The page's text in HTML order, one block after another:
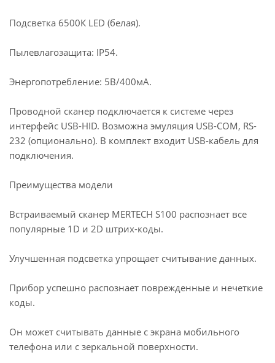
Подсветка 6500К LED (белая).
Пылевлагозащита: IP54.
Энергопотребление: 5В/400мА.
Проводной сканер подключается к системе через
интерфейс USB-HID. Возможна эмуляция USB-COM, RS-
232 (опционально). В комплект входит USB-кабель для
подключения.
Преимущества модели
Встраиваемый сканер MERTECH S100 распознает все
популярные 1D и 2D штрих-коды.
Улучшенная подсветка упрощает считывание данных.
Прибор успешно распознает поврежденные и нечеткие
коды.
Он может считывать данные с экрана мобильного
телефона или с зеркальной поверхности.